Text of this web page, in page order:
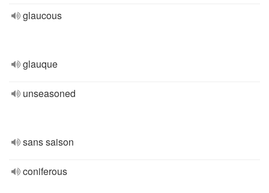
glaucous
glauque
unseasoned
sans saison
coniferous